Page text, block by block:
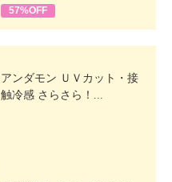
57%OFF
アンダモン ＵＶカット・接
触冷感 さらさら！...